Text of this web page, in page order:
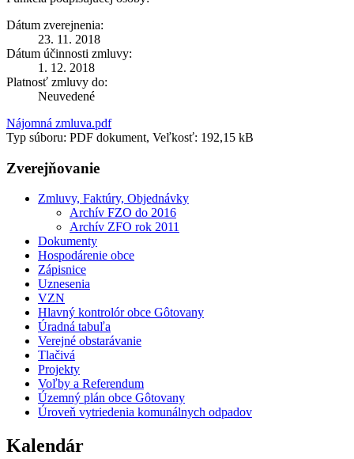
Dátum zverejnenia:
23. 11. 2018
Dátum účinnosti zmluvy:
1. 12. 2018
Platnosť zmluvy do:
Neuvedené
Nájomná zmluva.pdf
Typ súboru: PDF dokument, Veľkosť: 192,15 kB
Zverejňovanie
Zmluvy, Faktúry, Objednávky
Archív FZO do 2016
Archív ZFO rok 2011
Dokumenty
Hospodárenie obce
Zápisnice
Uznesenia
VZN
Hlavný kontrolór obce Gôtovany
Úradná tabuľa
Verejné obstarávanie
Tlačivá
Projekty
Voľby a Referendum
Územný plán obce Gôtovany
Úroveň vytriedenia komunálnych odpadov
Kalendár